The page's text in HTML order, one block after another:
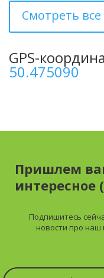
Смотреть
GPS-
50.475090
Пришлем
интересное
Подпишитесь
новости про наш